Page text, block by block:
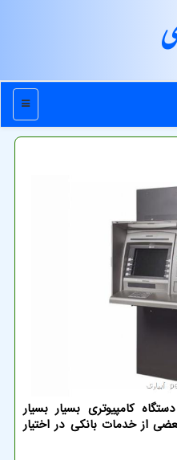
منو
كامپیوتری بسیار بسیار
از خدمات بانكی در اختیار